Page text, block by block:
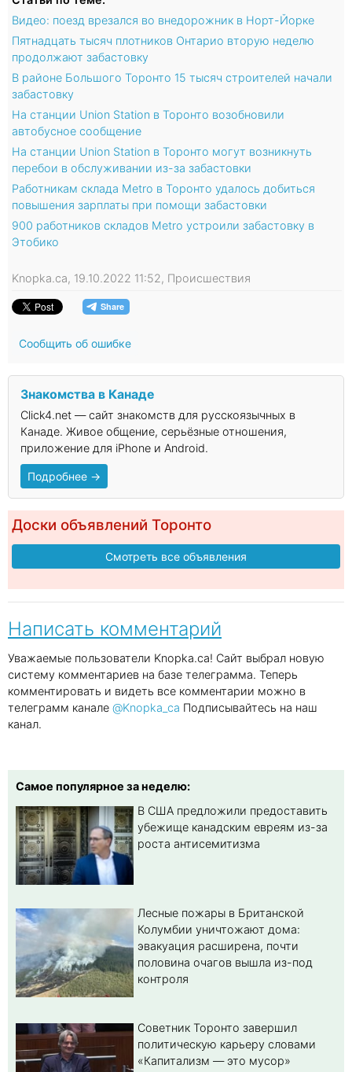
Видео: поезд врезался во внедорожник в Норт-Йорке
Пятнадцать тысяч плотников Онтарио вторую неделю
продолжают забастовку
В районе Большого Торонто 15 тысяч строителей начали
забастовку
На станции Union Station в Торонто возобновили
автобусное сообщение
На станции Union Station в Торонто могут возникнуть
перебои в обслуживании из-за забастовки
Работникам склада Metro в Торонто удалось добиться
повышения зарплаты при помощи забастовки
900 работников складов Metro устроили забастовку в
Этобико
Knopka.ca, 19.10.2022 11:52, Происшествия
Сообщить об ошибке
Знакомства в Канаде
Click4.net — сайт знакомств для русскоязычных в
Канаде. Живое общение, серьёзные отношения,
приложение для iPhone и Android.
Подробнее →
Доски объявлений Торонто
Смотреть все объявления
Написать комментарий
Уважаемые пользователи Knopka.ca! Сайт выбрал новую
систему комментариев на базе телеграмма. Теперь
комментировать и видеть все комментарии можно в
телеграмм канале @Knopka_ca Подписывайтесь на наш
канал.
Самое популярное за неделю:
В США предложили предоставить
убежище канадским евреям из-за
роста антисемитизма
Лесные пожары в Британской
Колумбии уничтожают дома:
эвакуация расширена, почти
половина очагов вышла из-под
контроля
Советник Торонто завершил
политическую карьеру словами
«Капитализм — это мусор»